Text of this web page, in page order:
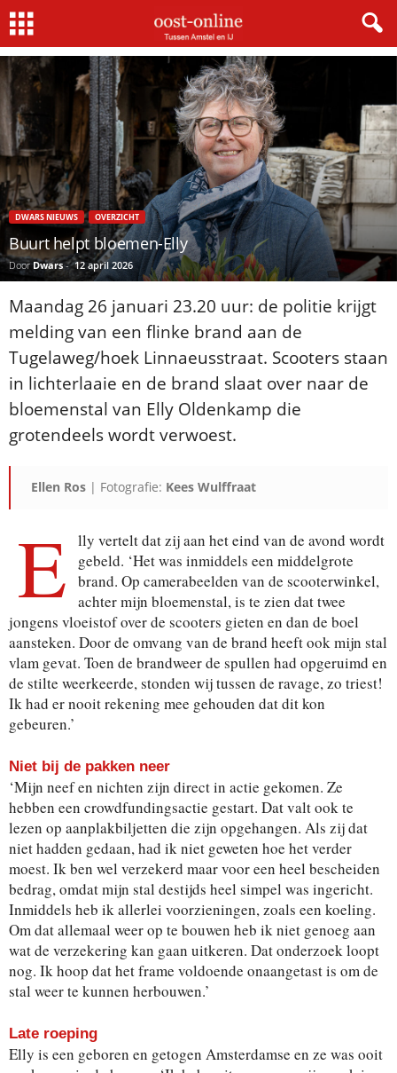
Home Buurt helpt bloemen-Elly
DWARS NIEUWS OVERZICHT
Buurt helpt bloemen-Elly
Door Dwars- 12 april 2026
Maandag 26 januari 23.20 uur: de politie krijgt
melding van een flinke brand aan de
Tugelaweg/hoek Linnaeusstraat. Scooters staan
in lichterlaaie en de brand slaat over naar de
bloemenstal van Elly Oldenkamp die
grotendeels wordt verwoest.
Ellen Ros | Fotografie: Kees Wulffraat
E
lly vertelt dat zij aan het eind van de avond wordt
gebeld. ‘Het was inmiddels een middelgrote
brand. Op camerabeelden van de scooterwinkel,
achter mijn bloemenstal, is te zien dat twee
jongens vloeistof over de scooters gieten en dan de boel
aansteken. Door de omvang van de brand heeft ook mijn stal
vlam gevat. Toen de brandweer de spullen had opgeruimd en
de stilte weerkeerde, stonden wij tussen de ravage, zo triest!
Ik had er nooit rekening mee gehouden dat dit kon
gebeuren.’
Niet bij de pakken neer
‘Mijn neef en nichten zijn direct in actie gekomen. Ze
hebben een crowdfundingsactie gestart. Dat valt ook te
lezen op aanplakbiljetten die zijn opgehangen. Als zij dat
niet hadden gedaan, had ik niet geweten hoe het verder
moest. Ik ben wel verzekerd maar voor een heel bescheiden
bedrag, omdat mijn stal destijds heel simpel was ingericht.
Inmiddels heb ik allerlei voorzieningen, zoals een koeling.
Om dat allemaal weer op te bouwen heb ik niet genoeg aan
wat de verzekering kan gaan uitkeren. Dat onderzoek loopt
nog. Ik hoop dat het frame voldoende onaangetast is om de
stal weer te kunnen herbouwen.’
Late roeping
Elly is een geboren en getogen Amsterdamse en ze was ooit